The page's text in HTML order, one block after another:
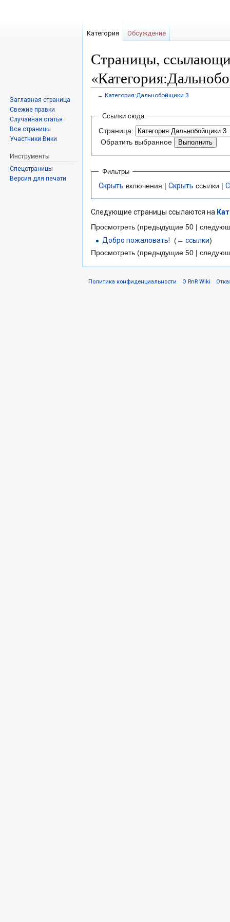
Страницы,
← Категория:Дальнобойщики 3
Перейти
навигации
Перейти
поиску
Ссылки сюда
Страница:
Обратить выбранное
Фильтры
Скрыть включения | Скрыть ссылки |
Следующие страницы ссылаются на
Просмотреть (предыдущие 50 |
Добро пожаловать! ‎(← ссылки)
Просмотреть (предыдущие 50 |
Категория Обсуждение
Заглавная страница
Свежие правки
Случайная статья
Все страницы
Участники Вики
Инструменты
Спецстраницы
Версия для печати
Политика конфиденциальности О RnR Wiki